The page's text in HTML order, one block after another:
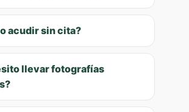
acudir sin cita?
llevar fotografías